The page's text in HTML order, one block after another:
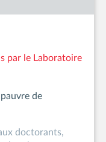
par le Laboratoire
de
doctorants,